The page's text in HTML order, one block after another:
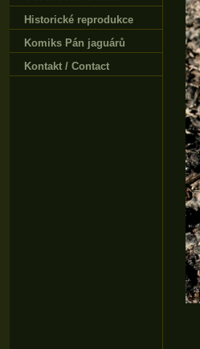
Historické reprodukce
Komiks Pán jaguárů
Kontakt / Contact